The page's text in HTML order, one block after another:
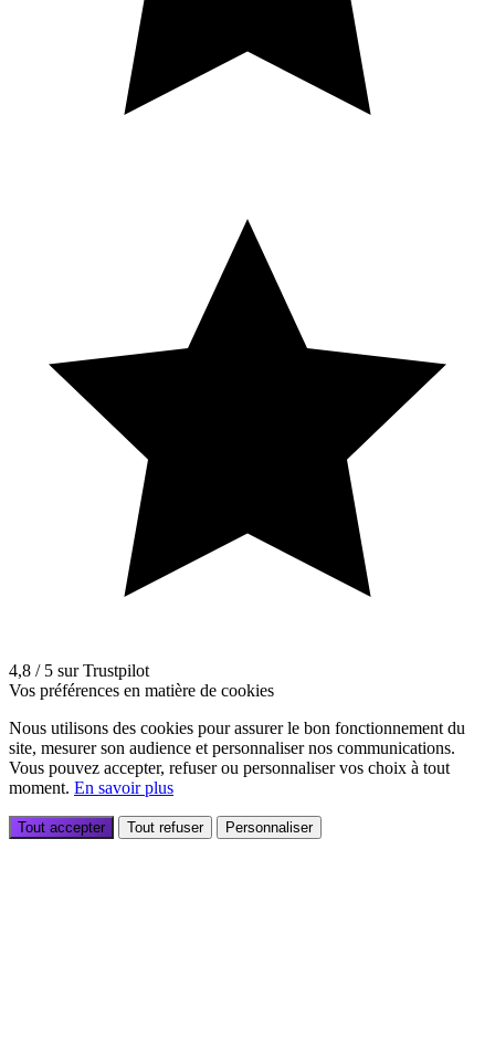
4,8 / 5 sur Trustpilot
Vos préférences en matière de cookies
Nous utilisons des cookies pour assurer le bon fonctionnement du
site, mesurer son audience et personnaliser nos communications.
Vous pouvez accepter, refuser ou personnaliser vos choix à tout
moment. En savoir plus
Tout accepter Tout refuser Personnaliser